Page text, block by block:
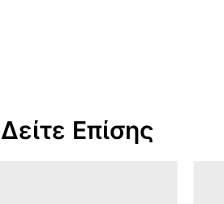
Δείτε Επίσης